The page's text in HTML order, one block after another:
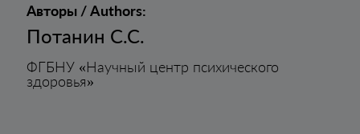
Авторы / Authors:
Потанин С.С.
ФГБНУ «Научный центр психического
здоровья»